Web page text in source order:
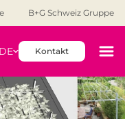
B+G Schweiz Gruppe
DE Kontakt